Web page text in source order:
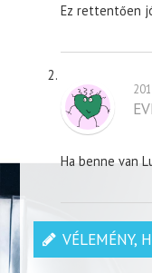
Ez rettentően
Ha benne van
VÉLEMÉNY,